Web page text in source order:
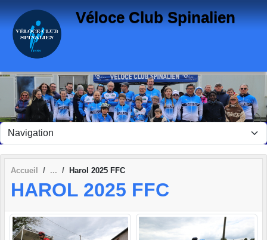
Véloce Club Spinalien
Accueil Harol 2025 FFC
HAROL 2025 FFC